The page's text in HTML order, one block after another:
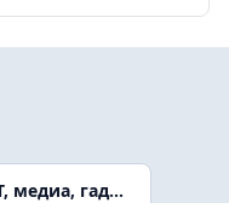
Палач Говорит | IT, медиа, гaджеты, скидки